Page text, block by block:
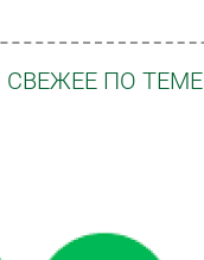
СВЕЖЕЕ ПО ТЕМЕ